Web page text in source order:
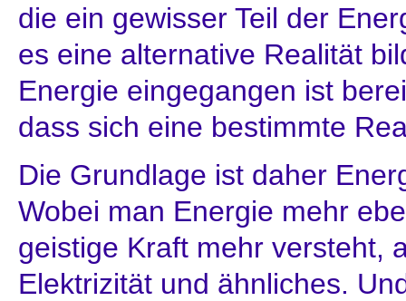
die ein gewisser Teil der
es eine alternative Realität
Energie eingegangen ist
dass sich eine bestimmte
Die Grundlage ist daher
Wobei man Energie mehr
geistige Kraft mehr versteht,
Elektrizität und ähnliches.